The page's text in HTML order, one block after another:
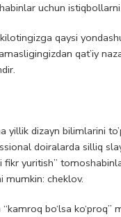
uchun
qaysi
qat’iy
yillik dizayn bilimlarini
doiralarda silliq
yuritish”
mumkin: cheklov.
bo‘lsa